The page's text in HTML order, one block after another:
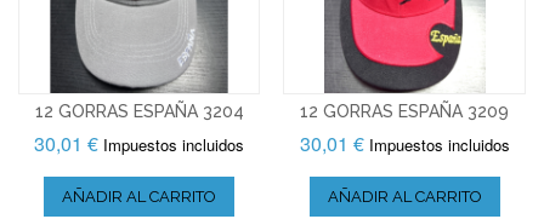
12 GORRAS ESPAÑA 3204
30,01 € Impuestos incluidos
AÑADIR AL CARRITO
12 GORRAS ESPAÑA 3209
30,01 € Impuestos incluidos
AÑADIR AL CARRITO